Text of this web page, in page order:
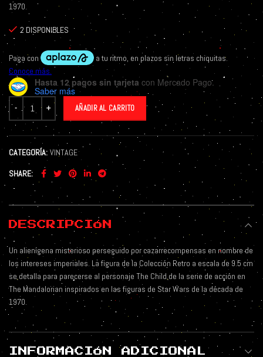
1970.
2 DISPONIBLES
Hasta 12 pagos sin tarjeta con Mercado Pago.
Saber más
AÑADIR AL CARRITO
CATEGORÍA: VINTAGE
SHARE
DESCRIPCIÓN
Un alienígena misterioso perseguido por cazarrecompensas en nombre de
los intereses imperiales. La figura de la Colección Retro a escala de 9.5 cm
se detalla para parecerse al personaje The Child de la serie de acción en
The Mandalorian inspirados en las figuras de Star Wars de la década de
1970.
INFORMACIÓN ADICIONAL